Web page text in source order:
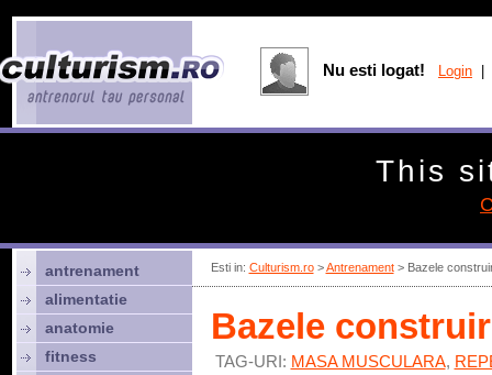
Esti in: Culturism.ro>Antrenament> Bazele
Bazele
TAG-URI: MASA MUSCULARA,
antrenament
alimentatie
anatomie
fitness
Nu esti logat! Login
This